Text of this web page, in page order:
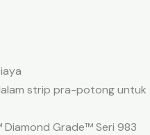
strip pra-potong untuk
Grade™ Seri 983